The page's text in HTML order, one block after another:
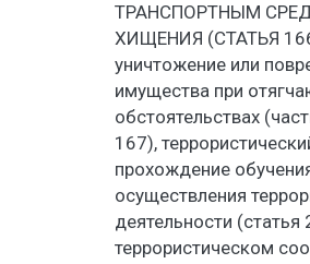
ТРАНСПОРТНЫМ
ХИЩЕНИЯ (СТАТЬЯ
уничтожение или
имущества при
обстоятельствах
167),
прохождение
осуществления
деятельности (статья
террористическом